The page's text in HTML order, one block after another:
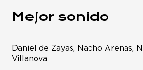
Mejor sonido
Daniel de Zayas, Nacho Arenas,
Villanova